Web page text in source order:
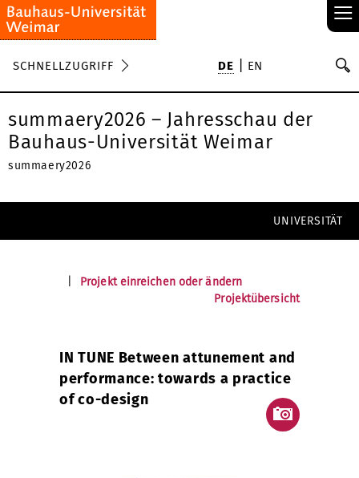
≡
SCHNELLZUGRIFF DE EN
summaery2026 – Jahresschau der
Bauhaus-Universität Weimar
summaery2026
UNIVERSITÄT
Projekt einreichen oder ändern
Projektübersicht
IN TUNE Between attunement and
performance: towards a practice
of co-design